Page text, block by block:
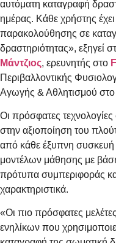
αυτόματη καταγραφή
ημέρας. Κάθε χρήστης
παρακολούθησης σε
δραστηριότητας», εξηγεί
Μάντζιος, ερευνητής στο
Περιβαλλοντικής
Αγωγής & Αθλητισμού
Οι πρόσφατες
στην αξιοποίηση του
από κάθε έξυπνη συσκευή
μοντέλων μάθησης με
πρότυπα συμπεριφοράς
χαρακτηριστικά.
«Οι πιο πρόσφατες
ενηλίκων που